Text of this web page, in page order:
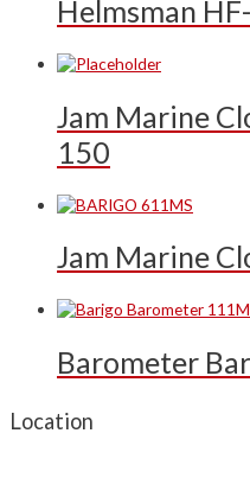
Helmsman
Jam Marine
150
Jam Marine
Barometer
Location